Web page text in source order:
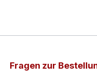
Fragen zur